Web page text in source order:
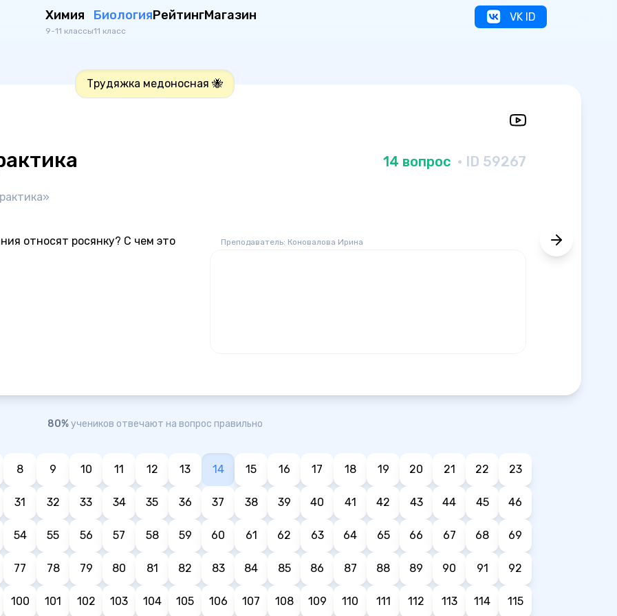
Химия
9-11 классы
Биология
11 класс
РейтингМагазин VK ID
Трудяжка медоносная 🐝
14 вопрос · ID 59267
относят росянку? С чем это
Преподаватель: Коновалова Ирина
80%учеников отвечают на вопрос правильно
8 9 10 11 12 13 14 15 16 17 18 19 20 21 22 23
31 32 33 34 35 36 37 38 39 40 41 42 43 44 45 46
54 55 56 57 58 59 60 61 62 63 64 65 66 67 68 69
77 78 79 80 81 82 83 84 85 86 87 88 89 90 91 92
100 101 102 103 104 105 106 107 108 109 110 111 112 113 114 115